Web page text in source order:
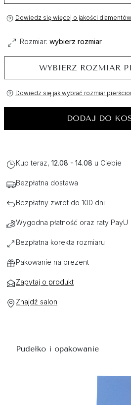
Dowiedz się więcej o jakości
Rozmiar: wybierz rozmiar
WYBIERZ ROZMIAR
Dowiedz się jak wybrać rozmiar
DODAJ DO
Kup teraz, 12.08 - 14.08 u Ciebie
Bezpłatna dostawa
Bezpłatny zwrot do 100 dni
Wygodna płatność oraz raty PayU
Bezpłatna korekta rozmiaru
Pakowanie na prezent
Zapytaj o produkt
Znajdź salon
Pudełko i opakowanie